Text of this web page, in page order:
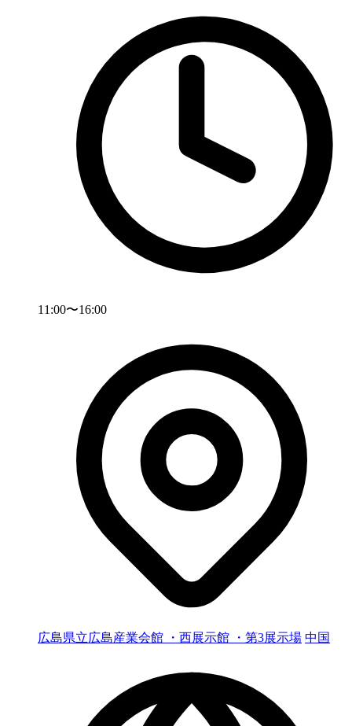
11:00〜16:00
広島県立広島産業会館 ・西展示館 ・第3展示場 中国